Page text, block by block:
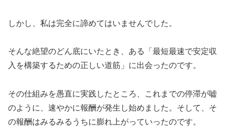
しかし、私は完全に諦めてはいませんでした。
そんな絶望のどん底にいたとき、ある「最短最速で安定収
入を構築するための正しい道筋」に出会ったのです。
その仕組みを愚直に実践したところ、これまでの停滞が嘘
のように、速やかに報酬が発生し始めました。そして、そ
の報酬はみるみるうちに膨れ上がっていったのです。